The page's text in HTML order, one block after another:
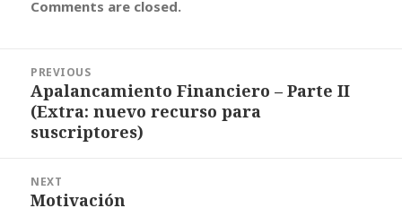
Comments are closed.
navigation
PREVIOUS
Previous
post:
Apalancamiento Financiero – Parte II
(Extra: nuevo recurso para
suscriptores)
NEXT
Next
Motivación